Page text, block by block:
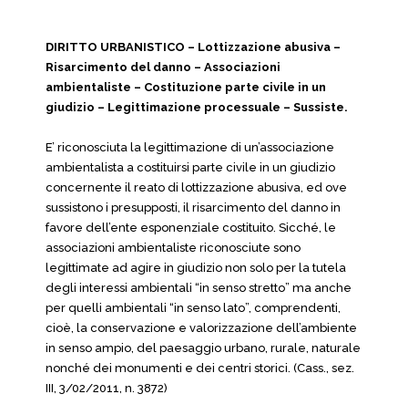
DIRITTO URBANISTICO – Lottizzazione abusiva –
Risarcimento del danno – Associazioni
ambientaliste – Costituzione parte civile in un
giudizio – Legittimazione processuale – Sussiste.
E’ riconosciuta la legittimazione di un’associazione
ambientalista a costituirsi parte civile in un giudizio
concernente il reato di lottizzazione abusiva, ed ove
sussistono i presupposti, il risarcimento del danno in
favore dell’ente esponenziale costituito. Sicché, le
associazioni ambientaliste riconosciute sono
legittimate ad agire in giudizio non solo per la tutela
degli interessi ambientali “in senso stretto” ma anche
per quelli ambientali “in senso lato”, comprendenti,
cioè, la conservazione e valorizzazione dell’ambiente
in senso ampio, del paesaggio urbano, rurale, naturale
nonché dei monumenti e dei centri storici. (Cass., sez.
III, 3/02/2011, n. 3872)